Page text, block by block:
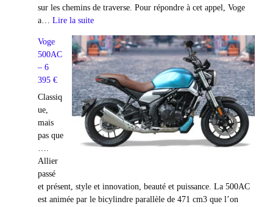
sur les chemins de traverse. Pour répondre à cet appel, Voge
a… Lire la suite:
500
DS
–
6195€
Voge
500AC
– 6
395 €
Classiq
ue,
mais
pas que
….
Allier
passé
et présent, style et innovation, beauté et puissance. La 500AC
est animée par le bicylindre parallèle de 471 cm3 que l’on